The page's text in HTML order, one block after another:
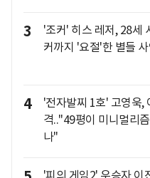
3
'조커' 히스 레저, 28세
커까지 '요절'한 별들
4
'전자발찌 1호' 고영욱,
격.."49평이 미니멀리
나"
'피의 게임2' 우승자 이